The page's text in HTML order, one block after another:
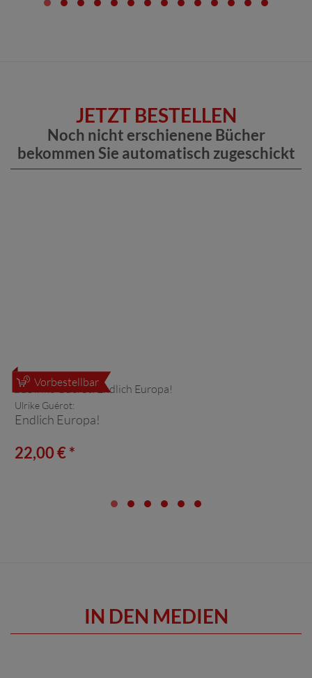
JETZT BESTELLEN
Noch nicht erschienene Bücher
bekommen Sie automatisch zugeschickt
Vorbestellbar
Ulrike Guérot:
Endlich Europa!
22,00 € *
IN DEN MEDIEN